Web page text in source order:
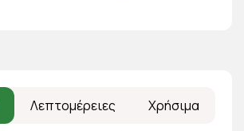
Λεπτομέρειες Χρήσιμα